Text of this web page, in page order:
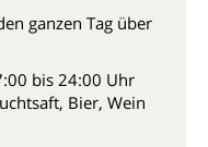
ganzen Tag über
bis 24:00 Uhr
Bier, Wein